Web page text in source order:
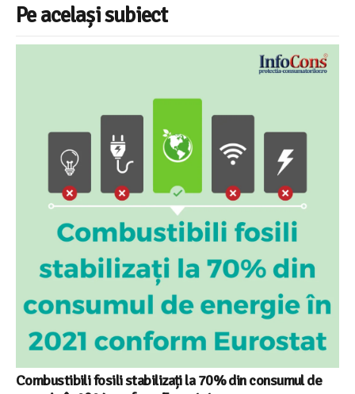
Pe același subiect
Combustibili fosili stabilizați la 70% din consumul de